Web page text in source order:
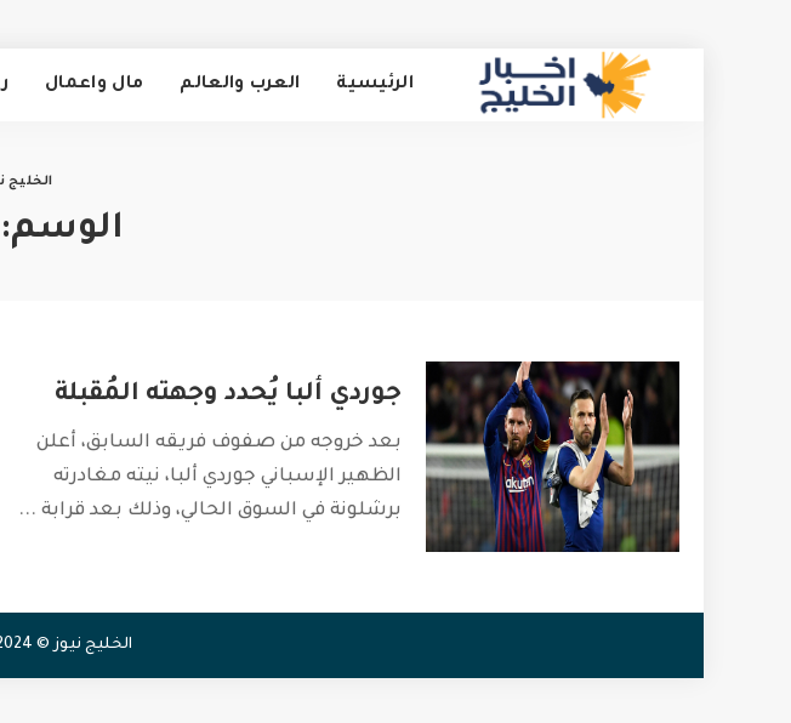
الرئيسية العرب والعالم مال واعمال
الخليج
الوسم:
جوردي ألبا يُحدد وجهته المُقبلة
بعد خروجه من صفوف فريقه السابق، أعلن
الظهير الإسباني جوردي ألبا، نيته مغادرته
برشلونة في السوق الحالي، وذلك بعد قرابة ...
الخليج نيوز © 2024 جميع الحقوق محفوظة.